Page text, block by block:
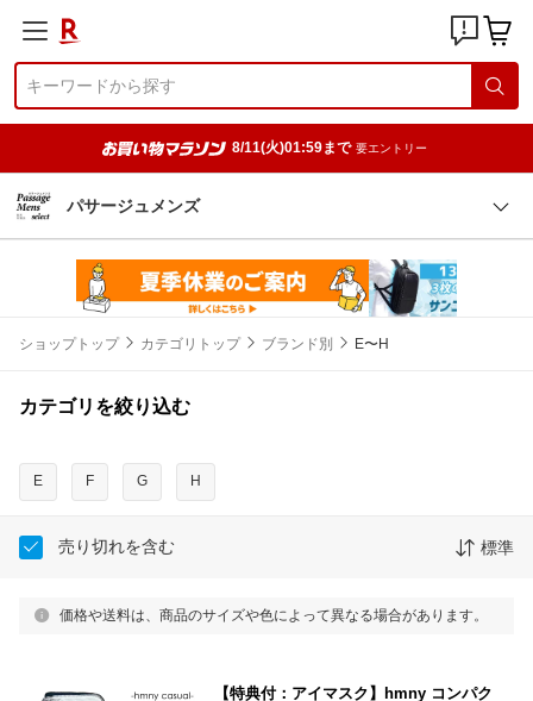
8/11(火)01:59まで 要エントリー
パサージュメンズ
ショップトップ カテゴリトップ ブランド別 E〜H
カテゴリを絞り込む
E F G H
売り切れを含む 標準
価格や送料は、商品のサイズや色によって異なる場合があります。
【特典付：アイマスク】hmny コンパク